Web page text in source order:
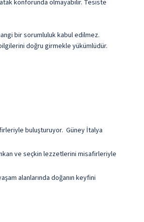
konforunda olmayabilir. Tesiste
bir sorumluluk kabul edilmez.
doğru girmekle yükümlüdür.
buluşturuyor. Güney İtalya
ve seçkin lezzetlerini misafirleriyle
alanlarında doğanın keyfini